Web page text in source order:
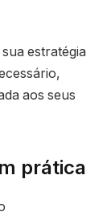
estratégia
aos seus
prática